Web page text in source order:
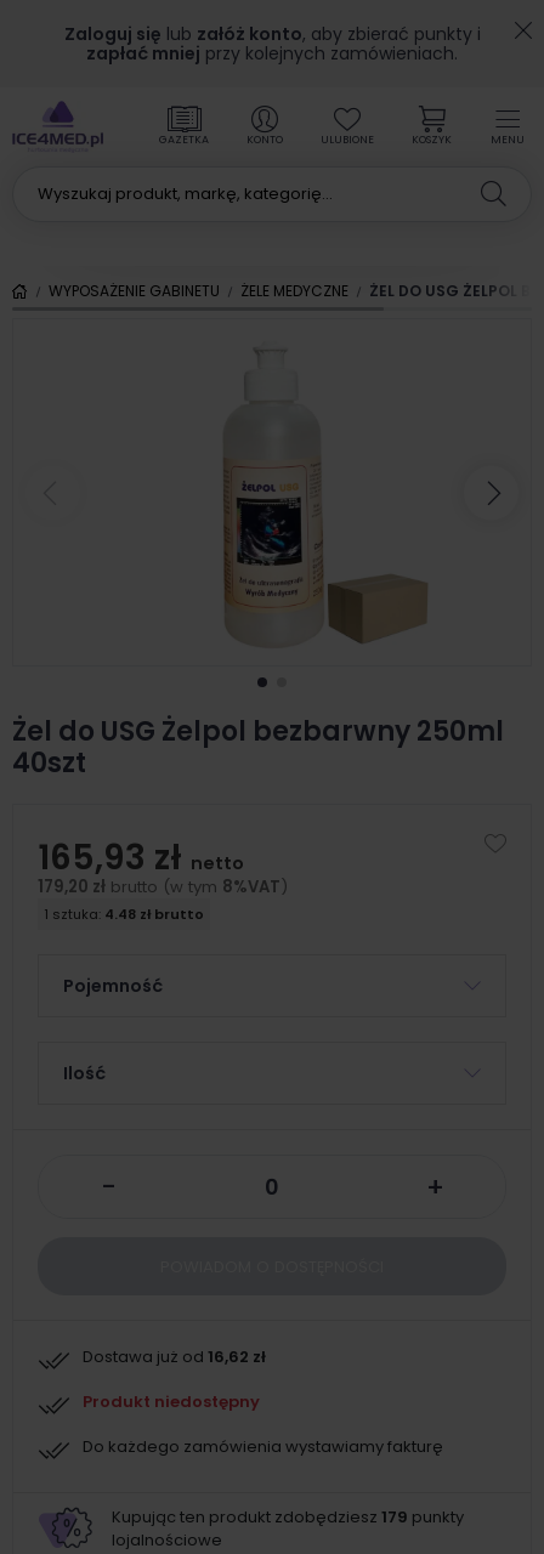
Zaloguj się lub załóż konto, aby zbierać punkty i
zapłać mniej przy kolejnych zamówieniach.
MENU
GAZETKA KONTO ULUBIONE KOSZYK
WYPOSAŻENIE GABINETU ŻELE MEDYCZNE ŻEL DO USG ŻELPOL
Żel do USG Żelpol bezbarwny 250ml
40szt
165,93 zł netto
179,20 zł brutto (w tym 8%VAT)
1 sztuka: 4.48 zł brutto
Pojemność
Ilość
- +
Dostawa już od 16,62 zł
Produkt niedostępny
Do każdego zamówienia wystawiamy fakturę
Kupując ten produkt zdobędziesz 179 punkty
lojalnościowe